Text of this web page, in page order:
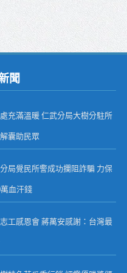
聞
充滿溫暖 仁武分局大樹分駐所
囊助民眾
局覺民所警成功攔阻詐騙 力保
血汗錢
工感恩會 蔣萬安感謝：台灣最